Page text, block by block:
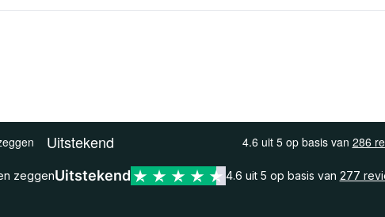
zeggenUitstekend 4.6 uit 5 op basis van 277